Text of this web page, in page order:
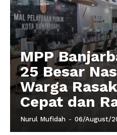
MPP
25 Besar
Warga
Cepat dan
Nurul Mufidah - 06/August/